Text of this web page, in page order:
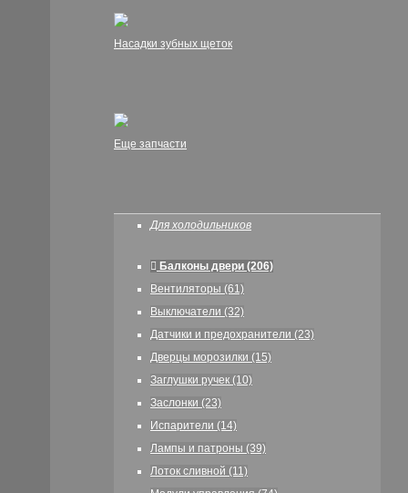
Насадки зубных щеток
Еще запчасти
Для холодильников
Балконы двери (206)
Вентиляторы (61)
Выключатели (32)
Датчики и предохранители (23)
Дверцы морозилки (15)
Заглушки ручек (10)
Заслонки (23)
Испарители (14)
Лампы и патроны (39)
Лоток сливной (11)